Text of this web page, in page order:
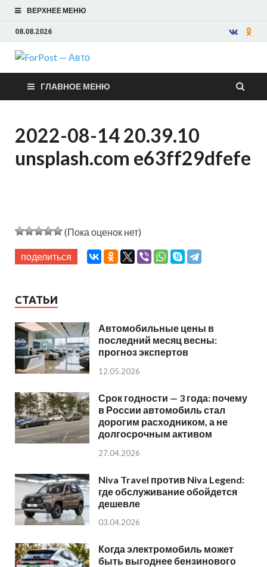
ВЕРХНЕЕ МЕНЮ
08.08.2026
ForPost —
Авто
ГЛАВНОЕ МЕНЮ
2022-08-14 20.39.10
unsplash.com e63ff29dfefe
(Пока оценок нет)
поделиться
СТАТЬИ
Автомобильные цены в
последний месяц весны:
прогноз экспертов
12.05.2026
Срок годности — 3 года: почему
в России автомобиль стал
дорогим расходником, а не
долгосрочным активом
27.04.2026
Niva Travel против Niva Legend:
где обслуживание обойдется
дешевле
03.04.2026
Когда электромобиль может
быть выгоднее бензинового